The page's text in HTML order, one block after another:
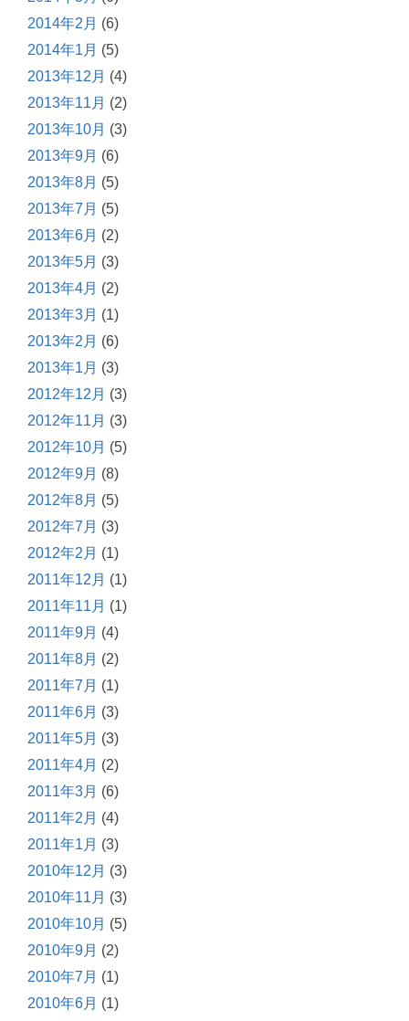
2014年2月 (6)
2014年1月 (5)
2013年12月 (4)
2013年11月 (2)
2013年10月 (3)
2013年9月 (6)
2013年8月 (5)
2013年7月 (5)
2013年6月 (2)
2013年5月 (3)
2013年4月 (2)
2013年3月 (1)
2013年2月 (6)
2013年1月 (3)
2012年12月 (3)
2012年11月 (3)
2012年10月 (5)
2012年9月 (8)
2012年8月 (5)
2012年7月 (3)
2012年2月 (1)
2011年12月 (1)
2011年11月 (1)
2011年9月 (4)
2011年8月 (2)
2011年7月 (1)
2011年6月 (3)
2011年5月 (3)
2011年4月 (2)
2011年3月 (6)
2011年2月 (4)
2011年1月 (3)
2010年12月 (3)
2010年11月 (3)
2010年10月 (5)
2010年9月 (2)
2010年7月 (1)
2010年6月 (1)